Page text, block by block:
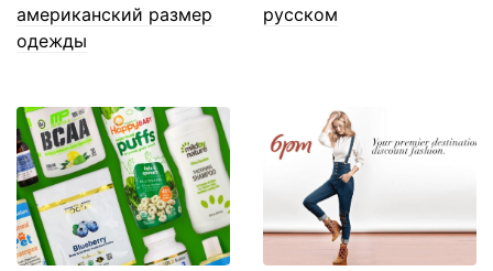
американский размер
одежды
русском